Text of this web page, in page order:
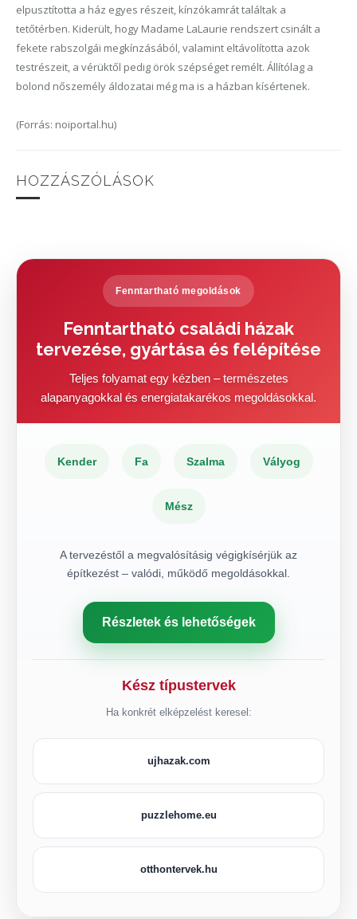
elpusztította a ház egyes részeit, kínzókamrát találtak a
tetőtérben. Kiderült, hogy Madame LaLaurie rendszert csinált a
fekete rabszolgái megkínzásából, valamint eltávolította azok
testrészeit, a vérüktől pedig örök szépséget remélt. Állítólag a
bolond nőszemély áldozatai még ma is a házban kísértenek.
(Forrás: noiportal.hu)
HOZZÁSZÓLÁSOK
Fenntartható megoldások
Fenntartható családi házak
tervezése, gyártása és felépítése
Teljes folyamat egy kézben – természetes
alapanyagokkal és energiatakarékos megoldásokkal.
Kender Fa Szalma Vályog
Mész
A tervezéstől a megvalósításig végigkísérjük az
építkezést – valódi, működő megoldásokkal.
Részletek és lehetőségek
Kész típustervek
Ha konkrét elképzelést keresel:
ujhazak.com
puzzlehome.eu
otthontervek.hu